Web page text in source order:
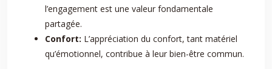
l’engagement est une valeur fondamentale
partagée.
Confort: L’appréciation du confort, tant matériel
qu’émotionnel, contribue à leur bien-être commun.